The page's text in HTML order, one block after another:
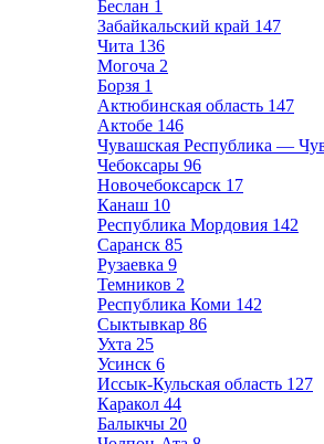
Беслан 1
Забайкальский край 147
Чита 136
Могоча 2
Борзя 1
Актюбинская область 147
Актобе 146
Чувашская Республика —
Чебоксары 96
Новочебоксарск 17
Канаш 10
Республика Мордовия 142
Саранск 85
Рузаевка 9
Темников 2
Республика Коми 142
Сыктывкар 86
Ухта 25
Усинск 6
Иссык-Кульская область 127
Каракол 44
Балыкчы 20